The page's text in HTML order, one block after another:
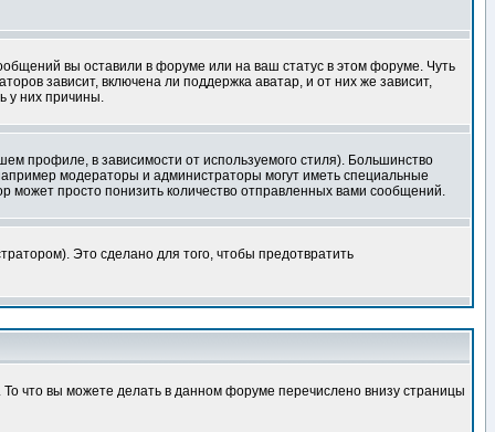
вы оставили в форуме или на ваш статус в этом форуме. Чуть
зависит, включена ли поддержка аватар, и от них же зависит,
у них причины.
профиле, в зависимости от используемого стиля). Большинство
модераторы и администраторы могут иметь специальные
просто понизить количество отправленных вами сообщений.
Это сделано для того, чтобы предотвратить
что вы можете делать в данном форуме перечислено внизу страницы